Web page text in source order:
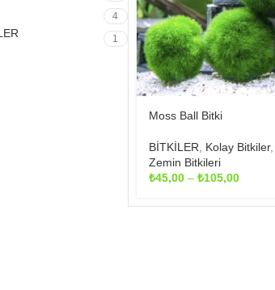
4
1
Moss Ball Bitki
BİTKİLER, Kolay Bitkiler,
Zemin Bitkileri
₺45,00 – ₺105,00Fiyat
₺45,00